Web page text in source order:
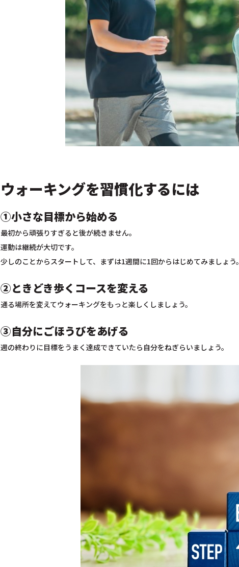
ウォーキングを習慣化するには
➀小さな目標から始める
最初から頑張りすぎると後が続きません。
運動は継続が大切です。
少しのことからスタートして、まずは1週間に1回からはじめてみましょう。
➁ときどき歩くコースを変える
通る場所を変えてウォーキングをもっと楽しくしましょう。
➂自分にごほうびをあげる
週の終わりに目標をうまく達成できていたら自分をねぎらいましょう。